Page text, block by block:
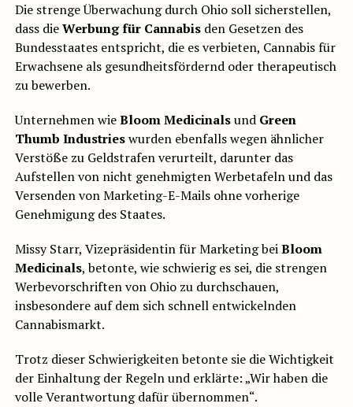
Die strenge Überwachung durch Ohio soll sicherstellen,
dass dieWerbung für Cannabisden Gesetzen des
Bundesstaates entspricht, die es verbieten, Cannabis für
Erwachsene als gesundheitsfördernd oder therapeutisch
zu bewerben.
Unternehmen wieBloom Medicinalsund Green
Thumb Industrieswurden ebenfalls wegen ähnlicher
Verstöße zu Geldstrafen verurteilt, darunter das
Aufstellen von nicht genehmigten Werbetafeln und das
Versenden von Marketing-E-Mails ohne vorherige
Genehmigung des Staates.
Missy Starr, Vizepräsidentin für Marketing beiBloom
Medicinals, betonte, wie schwierig es sei, die strengen
Werbevorschriften von Ohio zu durchschauen,
insbesondere auf dem sich schnell entwickelnden
Cannabismarkt.
Trotz dieser Schwierigkeiten betonte sie die Wichtigkeit
der Einhaltung der Regeln und erklärte: „Wir haben die
volle Verantwortung dafür übernommen“.